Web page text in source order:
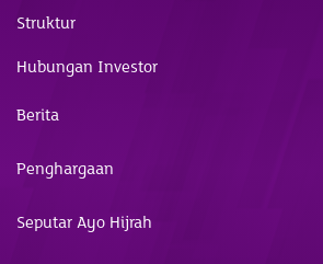
Struktur
Hubungan Investor
Berita
Penghargaan
Seputar Ayo Hijrah